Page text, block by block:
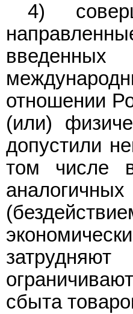
4)
отношении
(или)
допустили
том числе
сбыта